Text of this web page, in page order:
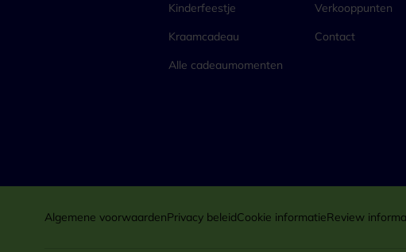
Kinderfeestje
Kraamcadeau
Alle cadeaumomenten
Verkooppunten
Contact
Algemene voorwaardenPrivacy beleidCookie informatieReview